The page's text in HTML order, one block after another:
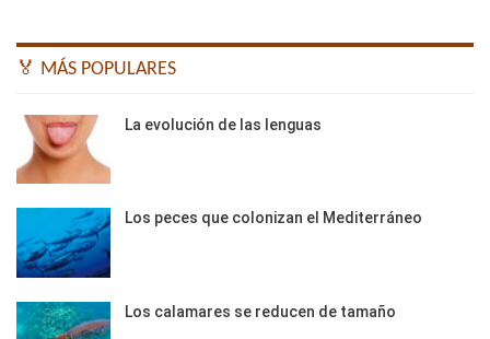
🏅 MÁS POPULARES
La evolución de las lenguas
Los peces que colonizan el Mediterráneo
Los calamares se reducen de tamaño